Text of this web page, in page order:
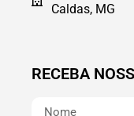
Caldas, MG
RECEBA